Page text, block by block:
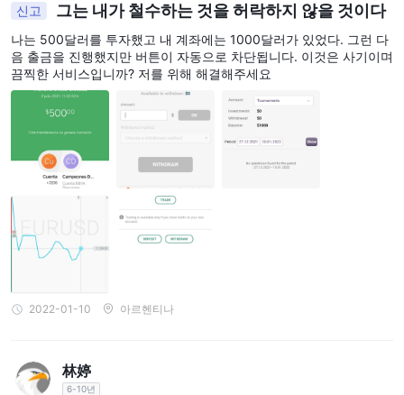
신고 그는 내가 철수하는 것을 허락하지 않을 것이다
나는 500달러를 투자했고 내 계좌에는 1000달러가 있었다. 그런 다
음 출금을 진행했지만 버튼이 자동으로 차단됩니다. 이것은 사기이며
끔찍한 서비스입니까? 저를 위해 해결해주세요
2022-01-10 아르헨티나
林婷
6-10년